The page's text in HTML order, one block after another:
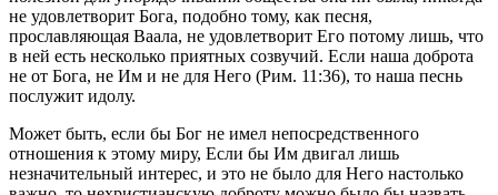
не удовлетворит Бога, подобно тому, как песня,
прославляющая Ваала, не удовлетворит Его потому лишь, что
в ней есть несколько приятных созвучий. Если наша доброта
не от Бога, не Им и не для Него (Рим. 11:36), то наша песнь
послужит идолу.
Может быть, если бы Бог не имел непосредственного
отношения к этому миру, Если бы Им двигал лишь
незначительный интерес, и это не было для Него настолько